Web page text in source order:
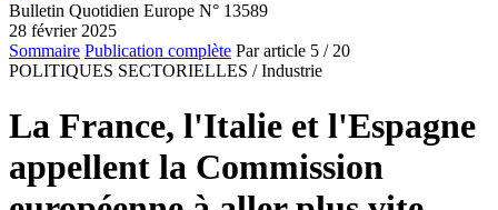
Bulletin Quotidien Europe N° 13589
28 février 2025
Sommaire Publication complète Par article 5 / 20
POLITIQUES SECTORIELLES / Industrie
La France, l'Italie et l'Espagne
appellent la Commission